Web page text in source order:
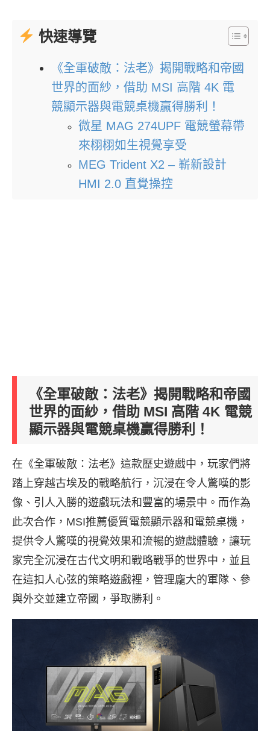
快速導覽
《全軍破敵：法老》揭開戰略和帝國
世界的面紗，借助 MSI 高階 4K 電
競顯示器與電競桌機贏得勝利！
微星 MAG 274UPF 電競螢幕帶
來栩栩如生視覺享受
MEG Trident X2 – 嶄新設計
HMI 2.0 直覺操控
《全軍破敵：法老》揭開戰略和帝國
世界的面紗，借助 MSI 高階 4K 電競
顯示器與電競桌機贏得勝利！
在《全軍破敵：法老》這款歷史遊戲中，玩家們將
踏上穿越古埃及的戰略航行，沉浸在令人驚嘆的影
像、引人入勝的遊戲玩法和豐富的場景中。而作為
此次合作，MSI推薦優質電競顯示器和電競桌機，
提供令人驚嘆的視覺效果和流暢的遊戲體驗，讓玩
家完全沉浸在古代文明和戰略戰爭的世界中，並且
在這扣人心弦的策略遊戲裡，管理龐大的軍隊、參
與外交並建立帝國，爭取勝利。